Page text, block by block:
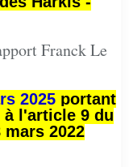
Franck Le
2025portant
l'article 9 du
mars 2022